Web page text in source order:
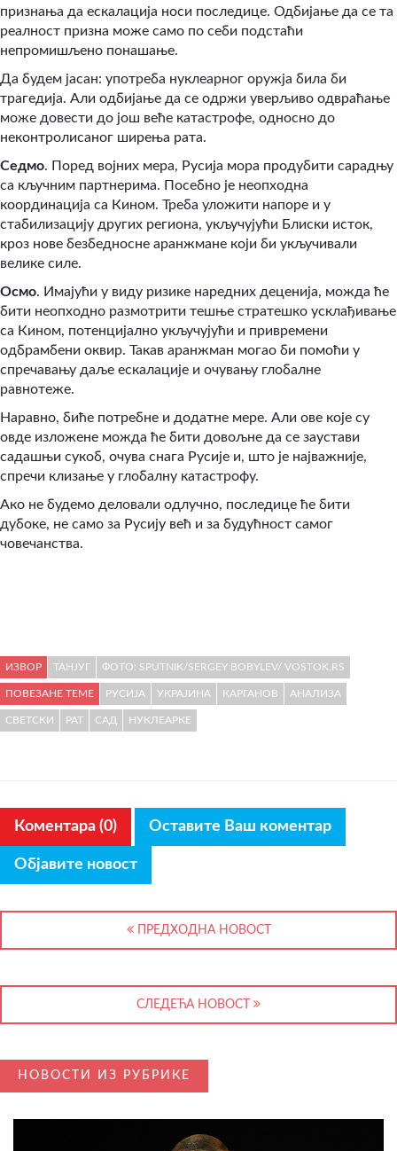
признања да ескалација носи последице. Одбијање да се та
реалност призна може само по себи подстаћи
непромишљено понашање.
Да будем јасан: употреба нуклеарног оружја била би
трагедија. Али одбијање да се одржи уверљиво одвраћање
може довести до још веће катастрофе, односно до
неконтролисаног ширења рата.
Седмо. Поред војних мера, Русија мора продубити сарадњу
са кључним партнерима. Посебно је неопходна
координација са Кином. Треба уложити напоре и у
стабилизацију других региона, укључујући Блиски исток,
кроз нове безбедносне аранжмане који би укључивали
велике силе.
Осмо. Имајући у виду ризике наредних деценија, можда ће
бити неопходно размотрити тешње стратешко усклађивање
са Кином, потенцијално укључујући и привремени
одбрамбени оквир. Такав аранжман могао би помоћи у
спречавању даље ескалације и очувању глобалне
равнотеже.
Наравно, биће потребне и додатне мере. Али ове које су
овде изложене можда ће бити довољне да се заустави
садашњи сукоб, очува снага Русије и, што је најважније,
спречи клизање у глобалну катастрофу.
Ако не будемо деловали одлучно, последице ће бити
дубоке, не само за Русију већ и за будућност самог
човечанства.
ИЗВОР ТАНЈУГ ФОТО: SPUTNIK/SERGEY BOBYLEV/ VOSTOK.RS
ПОВЕЗАНЕ ТЕМЕ РУСИЈА УКРАЈИНА КАРГАНОВ АНАЛИЗА
СВЕТСКИ РАТ САД НУКЛЕАРКЕ
Коментара (0) Оставите Ваш коментар
Објавите новост
ПРЕДХОДНА НОВОСТ
СЛЕДЕЋА НОВОСТ
НОВОСТИ ИЗ РУБРИКЕ